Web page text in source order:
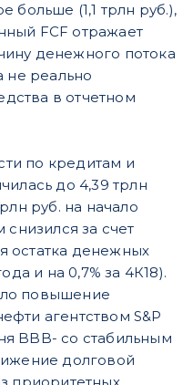
больше (1,1 трлн руб.),
FCF отражает
денежного потока
не реально
в отчетном
по кредитам и
до 4,39 трлн
руб. на начало
за счет
остатка денежных
и на 0,7% за 4К18).
повышение
агентством S&P
BBB- со стабильным
долговой